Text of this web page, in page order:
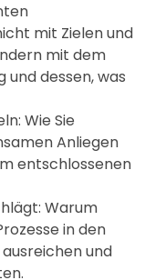
mit Zielen und
mit dem
dessen, was
Wie Sie
Anliegen
entschlossenen
Warum
in den
und